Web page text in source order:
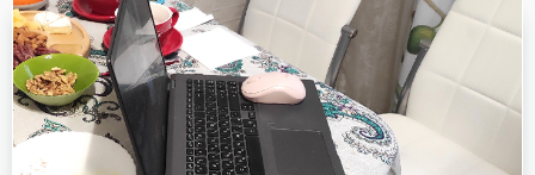
text">Page</span>